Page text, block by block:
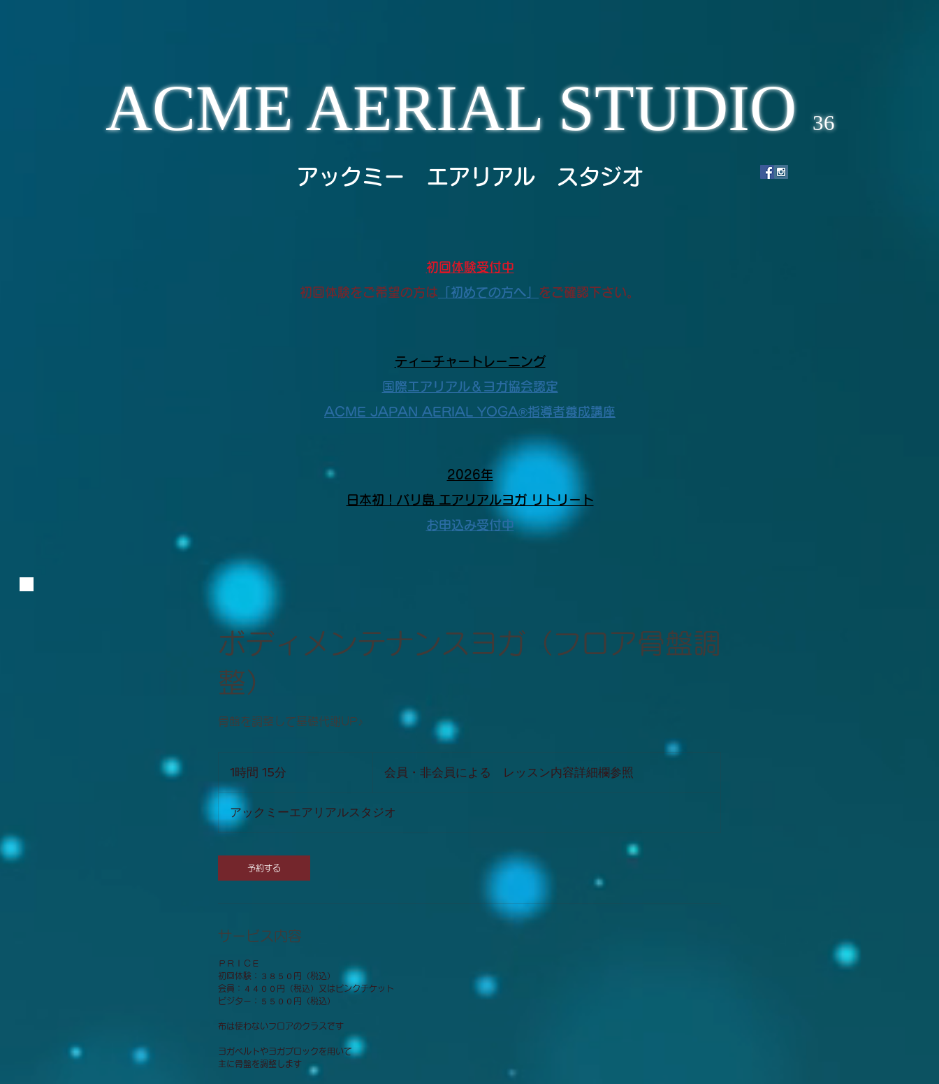
ACME AERIAL STUDIO 36
アックミー エアリアル スタジオ
​初回体験受付中
​ 初回体験をご希望の方は 「初めての方へ」 をご確認下さい。
​ティーチャートレーニング
国際エアリアル＆ヨガ協会認定
ACME JAPAN AERIAL YOGA®指導者養成講座
2026年
日本初！バリ島 エアリアルヨガ リトリート
お申込み受付中
ボディメンテナンスヨガ（フロア骨盤調
整）
骨盤を調整して基礎代謝UP♪
1時間 15分
1
よ
会員・非会員による レッスン内容詳細欄参照
アックミーエアリアルスタジオ
予約する
サービス内容
ＰＲＩＣＥ
初回体験：３８５０円（税込）
会員：４４００円（税込）又はピンクチケット
ビジター：５５００円（税込）
布は使わないフロアのクラスです
ヨガベルトやヨガブロックを用いて
主に骨盤を調整します